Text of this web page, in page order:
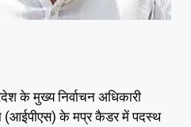
के मुख्य निर्वाचन अधिकारी
(आईपीएस) के मप्र कैडर में पदस्थ